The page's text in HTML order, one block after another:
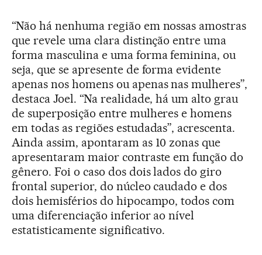
“Não há nenhuma região em nossas amostras
que revele uma clara distinção entre uma
forma masculina e uma forma feminina, ou
seja, que se apresente de forma evidente
apenas nos homens ou apenas nas mulheres”,
destaca Joel. “Na realidade, há um alto grau
de superposição entre mulheres e homens
em todas as regiões estudadas”, acrescenta.
Ainda assim, apontaram as 10 zonas que
apresentaram maior contraste em função do
gênero. Foi o caso dos dois lados do giro
frontal superior, do núcleo caudado e dos
dois hemisférios do hipocampo, todos com
uma diferenciação inferior ao nível
estatisticamente significativo.